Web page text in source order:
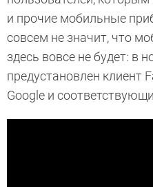
и прочие мобильные
совсем не значит, что
здесь вовсе не будет: в
предустановлен клиент
Google и